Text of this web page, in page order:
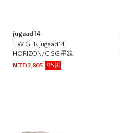
jugaad14
TW GLR jugaad14
HORIZON/C SG 墨鏡
NTD2,805
85折